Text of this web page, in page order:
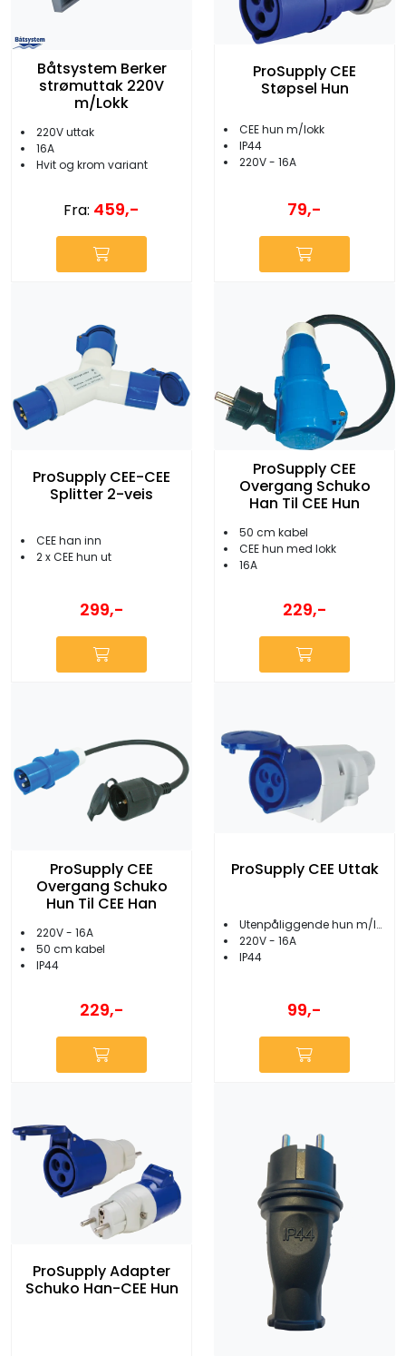
Båtsystem Berker
strømuttak 220V
m/Lokk
220V uttak
16A
Hvit og krom variant
Fra: 459,-
ProSupply CEE
Støpsel Hun
CEE hun m/lokk
IP44
220V - 16A
79,-
ProSupply CEE-CEE
Splitter 2-veis
CEE han inn
2 x CEE hun ut
299,-
ProSupply CEE
Overgang Schuko
Han Til CEE Hun
50 cm kabel
CEE hun med lokk
16A
229,-
ProSupply CEE
Overgang Schuko
Hun Til CEE Han
220V - 16A
50 cm kabel
IP44
229,-
ProSupply CEE Uttak
Utenpåliggende hun m/lokk
220V - 16A
IP44
99,-
ProSupply Adapter
Schuko Han-CEE Hun